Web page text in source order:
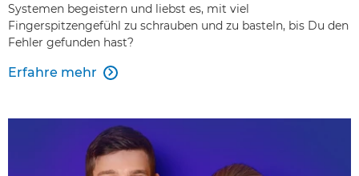
Systemen begeistern und liebst es, mit viel
Fingerspitzengefühl zu schrauben und zu basteln, bis Du den
Fehler gefunden hast?
Erfahre mehr 